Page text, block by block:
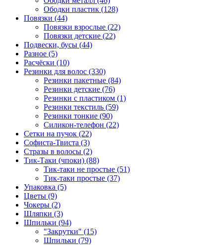
Ободки пластик (128)
Повязки (44)
Повязки взрослые (22)
Повязки детские (22)
Подвески, бусы (44)
Разное (5)
Расчёски (10)
Резинки для волос (330)
Резинки пакетные (84)
Резинки детские (76)
Резинки с пластиком (1)
Резинки текстиль (59)
Резинки тонкие (90)
Силикон-телефон (22)
Сетки на пучок (22)
Софиста-Твиста (3)
Стразы в волосы (2)
Тик-Таки (чпоки) (88)
Тик-таки не простые (51)
Тик-таки простые (37)
Упаковка (5)
Цветы (9)
Чокеры (2)
Шляпки (3)
Шпильки (94)
"Закрутки" (15)
Шпильки (79)